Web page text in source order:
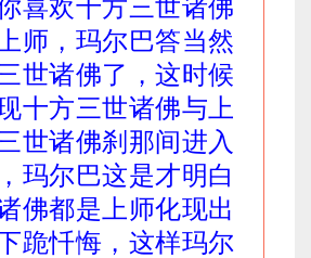
喜欢十方三世诸佛
师，玛尔巴答当然
世诸佛了，这时候
十方三世诸佛与上
世诸佛刹那间进入
玛尔巴这是才明白
佛都是上师化现出
跪忏悔，这样玛尔